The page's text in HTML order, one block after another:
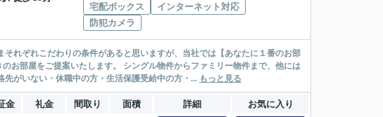
宅配ボックス
インターネット対応
防犯カメラ
グル物件からファミリー物件まで、他には
。 保証人がいない・緊急連絡先がいない・休職中の方・生活保護受給中の方・... もっと見る
金 礼金 間取り 面積 詳細
お気に入り